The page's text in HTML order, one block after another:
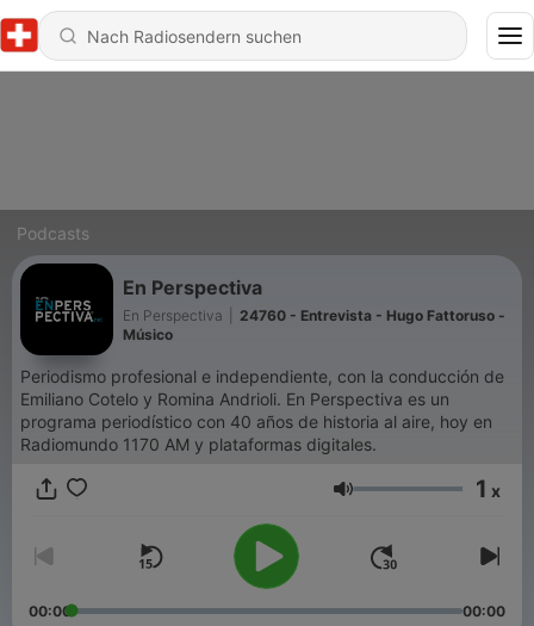
Podcasts
En Perspectiva
En Perspectiva
24760 - Entrevista - Hugo Fattoruso -
Músico
Periodismo profesional e independiente, con la conducción de
Emiliano Cotelo y Romina Andrioli. En Perspectiva es un
programa periodístico con 40 años de historia al aire, hoy en
Radiomundo 1170 AM y plataformas digitales.
Lautstärke 1 x
00:00 00:00